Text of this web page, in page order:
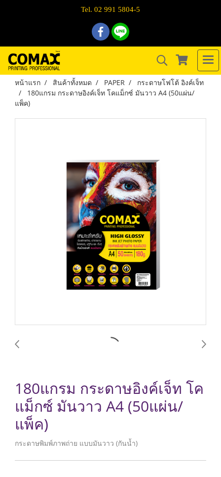
Tel. 02 991 5804-5
หน้าแรก สินค้าทั้งหมด PAPER
กระดาษโฟโต้ อิงค์เจ็ท
180แกรม กระดาษอิงค์เจ็ท โคแม็กซ์ มันวาว A4 (50แผ่น/
แพ็ค)
180แกรม กระดาษอิงค์เจ็ท โค
แม็กซ์ มันวาว A4 (50แผ่น/
แพ็ค)
กระดาษพิมพ์ภาพถ่าย แบบมันวาว (กันน้ำ)